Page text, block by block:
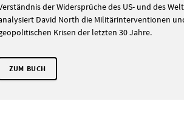
der Widersprüche des US- und des
David North die Militärinterventionen
Krisen der letzten 30 Jahre.
ZUM BUCH